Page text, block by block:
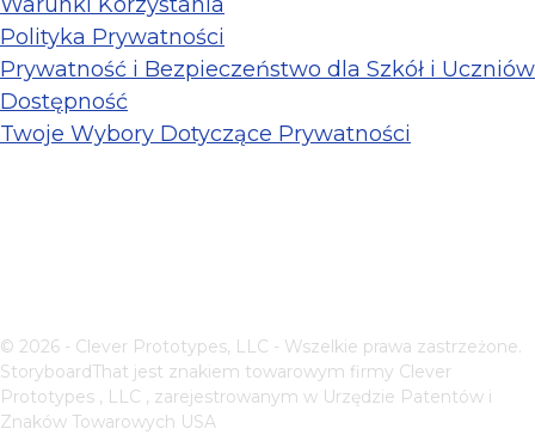
Warunki Korzystania
Polityka Prywatności
Prywatność i Bezpieczeństwo dla Szkół i Uczniów
Dostępność
Twoje Wybory Dotyczące Prywatności
© 2026 - Clever Prototypes, LLC - Wszelkie prawa zastrzeżone.
StoryboardThat jest znakiem towarowym firmy Clever
Prototypes , LLC , zarejestrowanym w Urzędzie Patentów i
Znaków Towarowych USA